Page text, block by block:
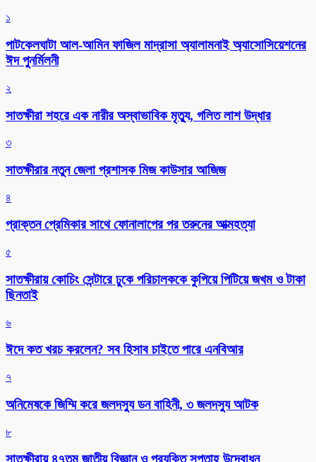
১
পাটকেলঘাটা আল-আমিন ফাজিল মাদ্রাসা অ্যালামনাই অ্যাসোসিয়েশনের
ঈদ পুনর্মিলনী
২
সাতক্ষীরা শহরে এক নারীর অস্বাভাবিক মৃত্যু, গলিত লাশ উদ্ধার
৩
সাতক্ষীরার নতুন জেলা প্রশাসক মিজ কাউসার আজিজ
৪
প্রাক্তন প্রেমিকার সাথে ফোনালাপের পর তরুনের আত্মহত্যা
৫
সাতক্ষীরায় কোচিং সেন্টারে ঢুকে পরিচালককে কুপিয়ে পিটিয়ে জখম ও টাকা
ছিনতাই
৬
ঈদে কত খরচ করলেন? সব হিসাব চাইতে পারে এনবিআর
৭
অনিমেষকে জিম্মি করে জলদস্যু ডন বাহিনী, ৩ জলদস্যু আটক
৮
সাতক্ষীরায় ৪৭তম জাতীয় বিজ্ঞান ও প্রযুক্তি সপ্তাহ উদ্বোধন